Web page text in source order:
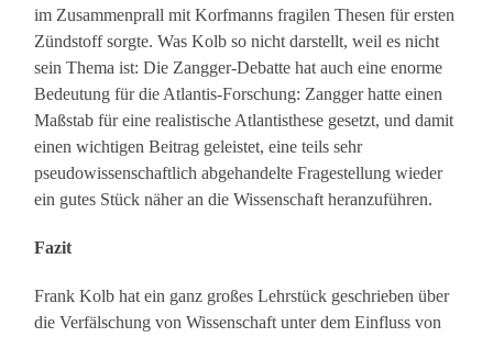
im Zusammenprall mit Korfmanns fragilen Thesen für ersten
Zündstoff sorgte. Was Kolb so nicht darstellt, weil es nicht
sein Thema ist: Die Zangger-Debatte hat auch eine enorme
Bedeutung für die Atlantis-Forschung: Zangger hatte einen
Maßstab für eine realistische Atlantisthese gesetzt, und damit
einen wichtigen Beitrag geleistet, eine teils sehr
pseudowissenschaftlich abgehandelte Fragestellung wieder
ein gutes Stück näher an die Wissenschaft heranzuführen.
Fazit
Frank Kolb hat ein ganz großes Lehrstück geschrieben über
die Verfälschung von Wissenschaft unter dem Einfluss von